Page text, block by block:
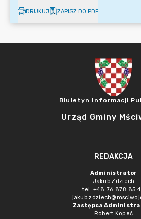
DRUKUJ ZAPISZ DO PDF
Biuletyn Informacji
Urząd Gminy
REDAKCJA
Administrator
Jakub Zdziech
tel. +48 76 878 85
Zastępca
Robert Kopeć